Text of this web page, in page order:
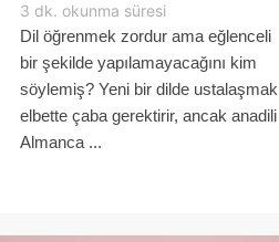
3 dk. okunma süresi
Dil öğrenmek zordur ama eğlenceli
bir şekilde yapılamayacağını kim
söylemiş? Yeni bir dilde ustalaşmak
elbette çaba gerektirir, ancak anadili
Almanca ...